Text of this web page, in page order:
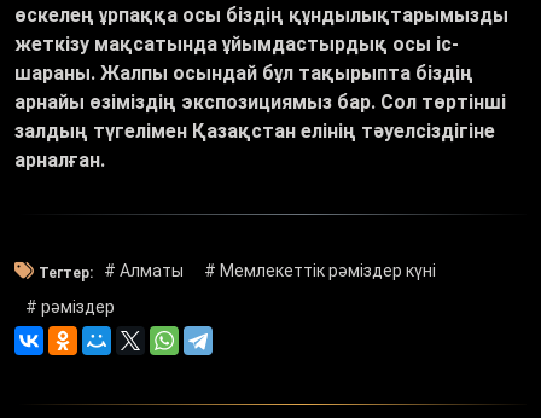
өскелең ұрпаққа осы біздің құндылықтарымызды
жеткізу мақсатында ұйымдастырдық осы іс-
шараны. Жалпы осындай бұл тақырыпта біздің
арнайы өзіміздің экспозициямыз бар. Сол төртінші
залдың түгелімен Қазақстан елінің тәуелсіздігіне
арналған.
Тегтер: # Алматы
# Мемлекеттік рәміздер күні
# рәміздер